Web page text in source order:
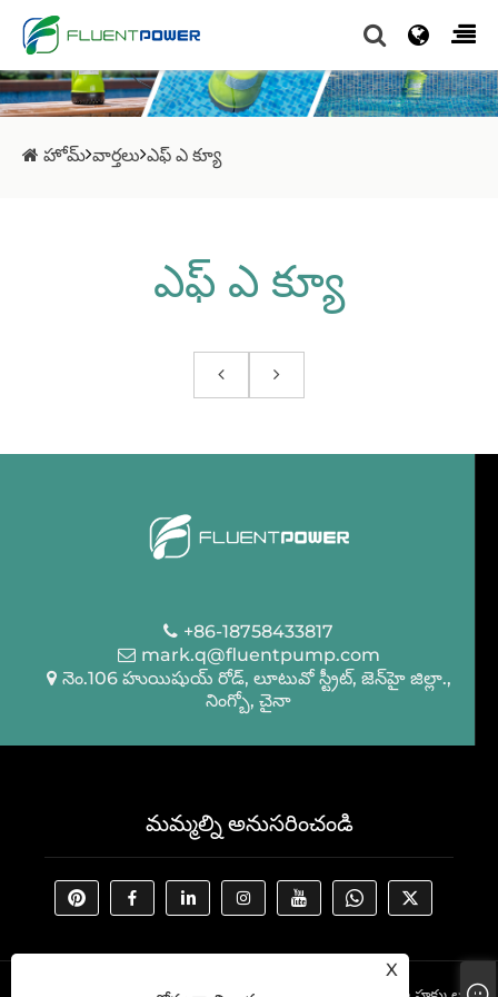
హోమ్ వార్తలు ఎఫ్ ఎ క్యూ
ఎఫ్ ఎ క్యూ
+86-18758433817
mark.q@fluentpump.com
నెం.106 హుయిషుయ్ రోడ్, లూటువో స్ట్రీట్, జెన్‌హై జిల్లా.,
నింగ్బో, చైనా
మమ్మల్ని అనుసరించండి
X